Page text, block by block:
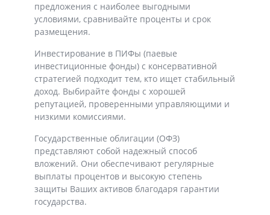
предложения с наиболее выгодными
условиями, сравнивайте проценты и срок
размещения.
Инвестирование в ПИФы (паевые
инвестиционные фонды) с консервативной
стратегией подходит тем, кто ищет стабильный
доход. Выбирайте фонды с хорошей
репутацией, проверенными управляющими и
низкими комиссиями.
Государственные облигации (ОФЗ)
представляют собой надежный способ
вложений. Они обеспечивают регулярные
выплаты процентов и высокую степень
защиты Ваших активов благодаря гарантии
государства.